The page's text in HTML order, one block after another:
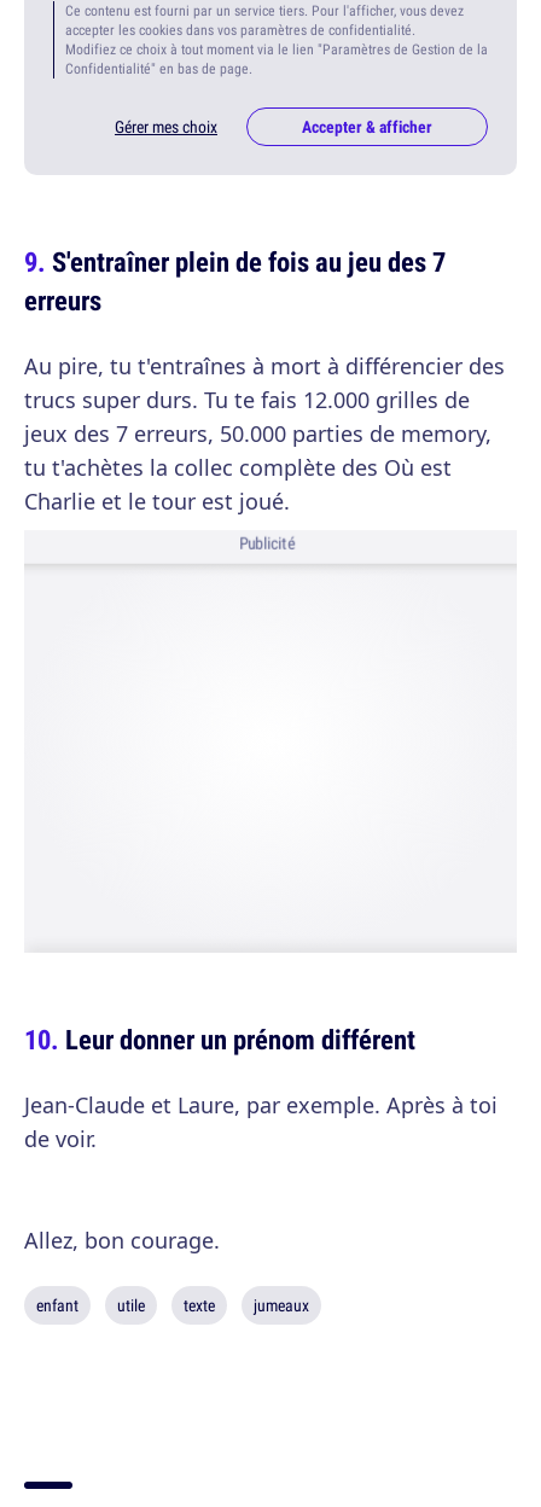
Ce contenu est fourni par un service tiers. Pour l'afficher, vous devez
accepter les cookies dans vos paramètres de confidentialité.
Modifiez ce choix à tout moment via le lien "Paramètres de Gestion de la
Confidentialité" en bas de page.
Gérer mes choix Accepter & afficher
S'entraîner plein de fois au jeu des 7
erreurs
Au pire, tu t'entraînes à mort à différencier des
trucs super durs. Tu te fais 12.000 grilles de
jeux des 7 erreurs, 50.000 parties de memory,
tu t'achètes la collec complète des Où est
Charlie et le tour est joué.
Publicité
Leur donner un prénom différent
Jean-Claude et Laure, par exemple. Après à toi
de voir.
Allez, bon courage.
enfant utile texte jumeaux